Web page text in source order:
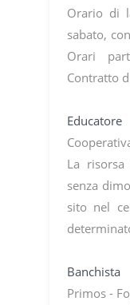
Orario di
sabato,
Orari
Contratto
Educatore
La
senza
sito nel
Banchista
Primos -